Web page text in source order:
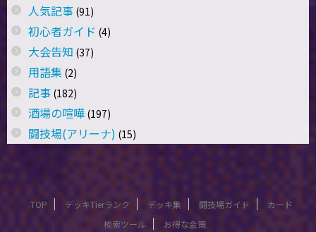
人気記事 (91)
初心者ガイド (4)
大会告知 (37)
用語集 (2)
記事 (182)
酒場の喧嘩 (197)
闘技場(アリーナ) (15)
TOP デッキTierランク デッキ集 闘技場ガイド
カード
検索ツール
お得な金策